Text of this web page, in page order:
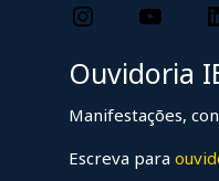
Ouvidoria
Manifestações,
Escreva para